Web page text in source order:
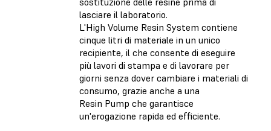
lasciare il laboratorio.
L'High Volume Resin System contiene
cinque litri di materiale in un unico
recipiente, il che consente di eseguire
più lavori di stampa e di lavorare per
giorni senza dover cambiare i materiali di
consumo, grazie anche a una
Resin Pump che garantisce
un'erogazione rapida ed efficiente.